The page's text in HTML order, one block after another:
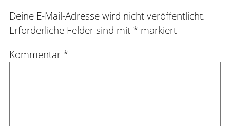
Deine E-Mail-Adresse wird nicht veröffentlicht.
Erforderliche Felder sind mit * markiert
Kommentar *